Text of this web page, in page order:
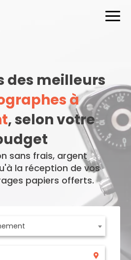
des meilleurs
à
, selon votre
sans frais, argent
la réception de vos
papiers offerts.